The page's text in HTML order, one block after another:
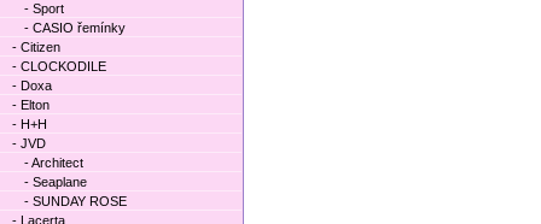
- Sport
- CASIO řemínky
- Citizen
- CLOCKODILE
- Doxa
- Elton
- H+H
- JVD
- Architect
- Seaplane
- SUNDAY ROSE
- Lacerta